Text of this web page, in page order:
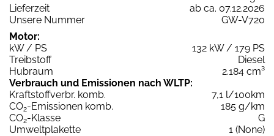
Lieferzeit
ab ca. 07.12.2026
Unsere Nummer
GW-V720
Motor:
kW / PS
132 kW / 179 PS
Treibstoff
Diesel
Hubraum
2.184 cm³
Verbrauch und Emissionen nach WLTP:
Kraftstoffverbr. komb.
7,1 l/100km
CO2-Emissionen komb.
185 g/km
CO2-Klasse
G
Umweltplakette
1 (None)